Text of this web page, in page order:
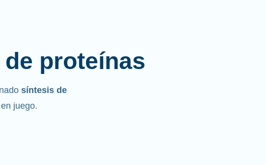
proteínas
síntesis de
juego.